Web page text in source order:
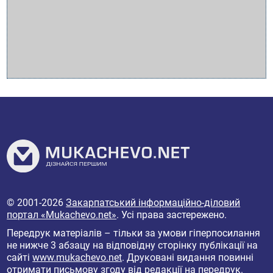
© 2001-2026Закарпатський інформаційно-діловий
портал «Mukachevo.net». Усі права застережено.
Передрук матеріалів – тільки за умови гіперпосилання
не нижче 3 абзацу на відповідну сторінку публікації на
сайтіwww.mukachevo.net. Друковані видання повинні
отримати письмову згоду від редакції на передрук.